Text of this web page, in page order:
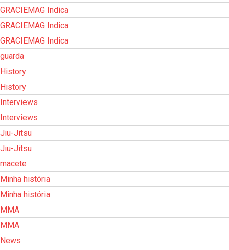
GRACIEMAG Indica
GRACIEMAG Indica
GRACIEMAG Indica
guarda
History
History
Interviews
Interviews
Jiu-Jitsu
Jiu-Jitsu
macete
Minha história
Minha história
MMA
MMA
News